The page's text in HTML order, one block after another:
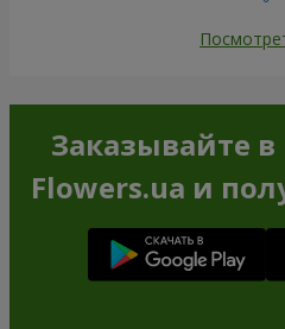
Заказывайте
Flowers.ua и